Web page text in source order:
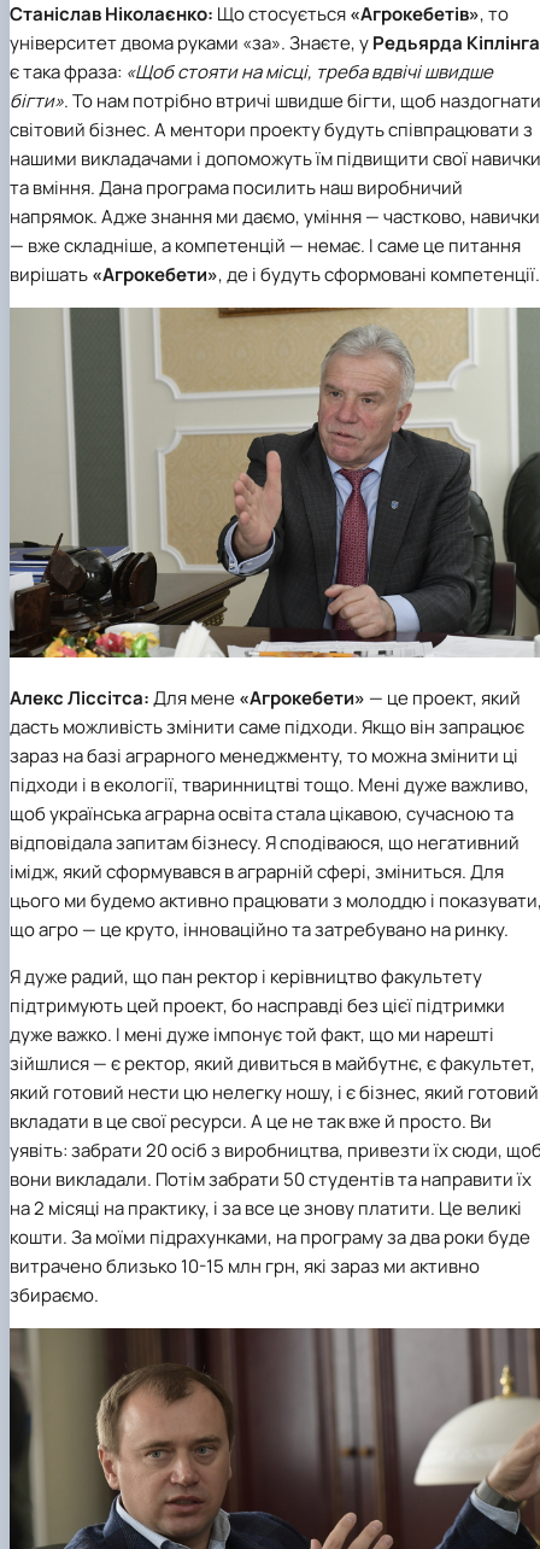
Станіслав Ніколаєнко: Що стосується«Агрокебетів», то
університет двома руками «за». Знаєте, уРедьярда Кіплінга
є така фраза: «Щоб стояти на місці, треба вдвічі швидше
бігти». То нам потрібно втричі швидше бігти, щоб наздогнати
світовий бізнес. А ментори проекту будуть співпрацювати з
нашими викладачами і допоможуть їм підвищити свої навички
та вміння. Дана програма посилить наш виробничий
напрямок. Адже знання ми даємо, уміння — частково, навички
— вже складніше, а компетенцій — немає. І саме це питання
вирішать«Агрокебети», де і будуть сформовані компетенції.
Алекс Ліссітса:Для мене«Агрокебети» — це проект, який
дасть можливість змінити саме підходи. Якщо він запрацює
зараз на базі аграрного менеджменту, то можна змінити ці
підходи і в екології, тваринництві тощо. Мені дуже важливо,
щоб українська аграрна освіта стала цікавою, сучасною та
відповідала запитам бізнесу. Я сподіваюся, що негативний
імідж, який сформувався в аграрній сфері, зміниться. Для
цього ми будемо активно працювати з молоддю і
що агро — це круто, інноваційно та затребувано на ринку.
Я дуже радий, що пан ректор і керівництво факультету
підтримують цей проект, бо насправді без цієї підтримки
дуже важко. І мені дуже імпонує той факт, що ми нарешті
зійшлися — є ректор, який дивиться в майбутнє, є факультет,
який готовий нести цю нелегку ношу, і є бізнес, який готовий
вкладати в це свої ресурси. А це не так вже й просто. Ви
уявіть: забрати 20 осіб з виробництва, привезти їх сюди,
вони викладали. Потім забрати 50 студентів та направити їх
на 2 місяці на практику, і за все це знову платити. Це великі
кошти. За моїми підрахунками, на програму за два роки буде
витрачено близько 10-15 млн грн, які зараз ми активно
збираємо.